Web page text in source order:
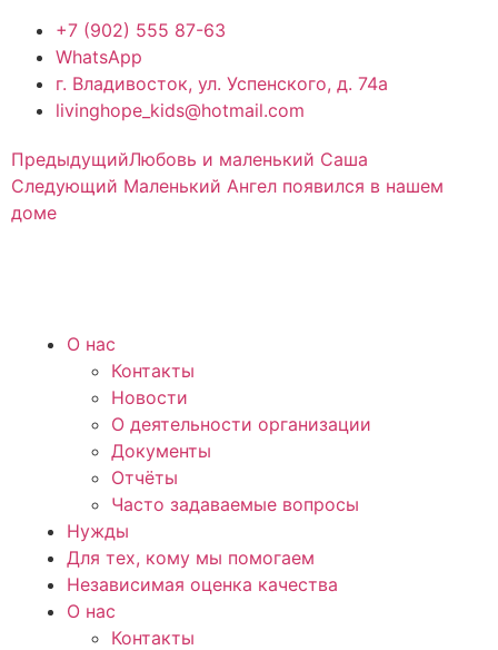
+7 (902) 555 87-63
WhatsApp
г. Владивосток, ул. Успенского, д. 74а
livinghope_kids@hotmail.com
ПредыдущийЛюбовь и маленький Саша
Следующий Маленький Ангел появился в нашем
доме
О нас
Контакты
Новости
О деятельности организации
Документы
Отчёты
Часто задаваемые вопросы
Нужды
Для тех, кому мы помогаем
Независимая оценка качества
О нас
Контакты